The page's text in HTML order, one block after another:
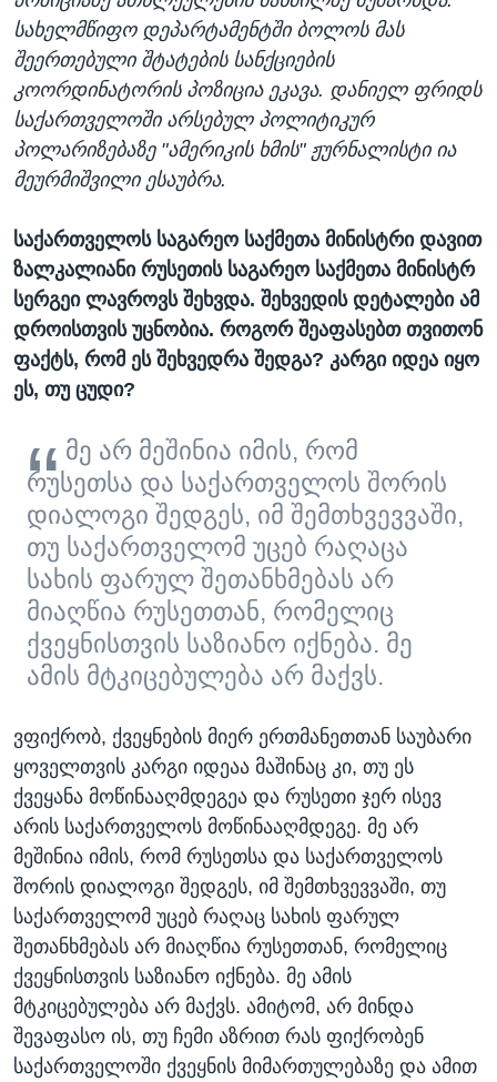
სახელმწიფო დეპარტამენტში ბოლოს მას
შეერთებული შტატების სანქციების
კოორდინატორის პოზიცია ეკავა. დანიელ ფრიდს
საქართველოში არსებულ პოლიტიკურ
პოლარიზებაზე "ამერიკის ხმის" ჟურნალისტი ია
მეურმიშვილი ესაუბრა. ​
საქართველოს საგარეო საქმეთა მინისტრი დავით
ზალკალიანი რუსეთის საგარეო საქმეთა მინისტრ
სერგეი ლავროვს შეხვდა. შეხვედის დეტალები ამ
დროისთვის უცნობია. როგორ შეაფასებთ თვითონ
ფაქტს, რომ ეს შეხვედრა შედგა? კარგი იდეა იყო
ეს, თუ ცუდი?
მე არ მეშინია იმის, რომ
რუსეთსა და საქართველოს შორის
დიალოგი შედგეს, იმ შემთხვევვაში,
თუ საქართველომ უცებ რაღაცა
სახის ფარულ შეთანხმებას არ
მიაღწია რუსეთთან, რომელიც
ქვეყნისთვის საზიანო იქნება. მე
ამის მტკიცებულება არ მაქვს.
ვფიქრობ, ქვეყნების მიერ ერთმანეთთან საუბარი
ყოველთვის კარგი იდეაა მაშინაც კი, თუ ეს
ქვეყანა მოწინააღმდეგეა და რუსეთი ჯერ ისევ
არის საქართველოს მოწინააღმდეგე. მე არ
მეშინია იმის, რომ რუსეთსა და საქართველოს
შორის დიალოგი შედგეს, იმ შემთხვევვაში, თუ
საქართველომ უცებ რაღაც სახის ფარულ
შეთანხმებას არ მიაღწია რუსეთთან, რომელიც
ქვეყნისთვის საზიანო იქნება. მე ამის
მტკიცებულება არ მაქვს. ამიტომ, არ მინდა
შევაფასო ის, თუ ჩემი აზრით რას ფიქრობენ
საქართველოში ქვეყნის მიმართულებაზე და ამით